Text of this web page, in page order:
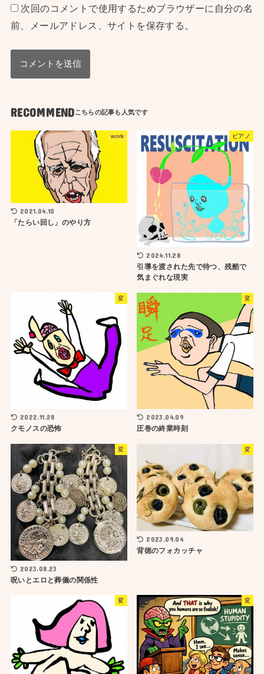
次回のコメントで使用するためブラウザーに自分の名
前、メールアドレス、サイトを保存する。
RECOMMEND
work
2021.04.10
「たらい回し」のやり方
ピアノ
2024.11.28
引導を渡された先で待つ、残酷で
気まぐれな現実
変
2022.11.28
クモノスの恐怖
変
2023.04.09
圧巻の終業時刻
変
2023.08.23
呪いとエロと葬儀の関係性
変
2023.09.04
背徳のフォカッチャ
変 変